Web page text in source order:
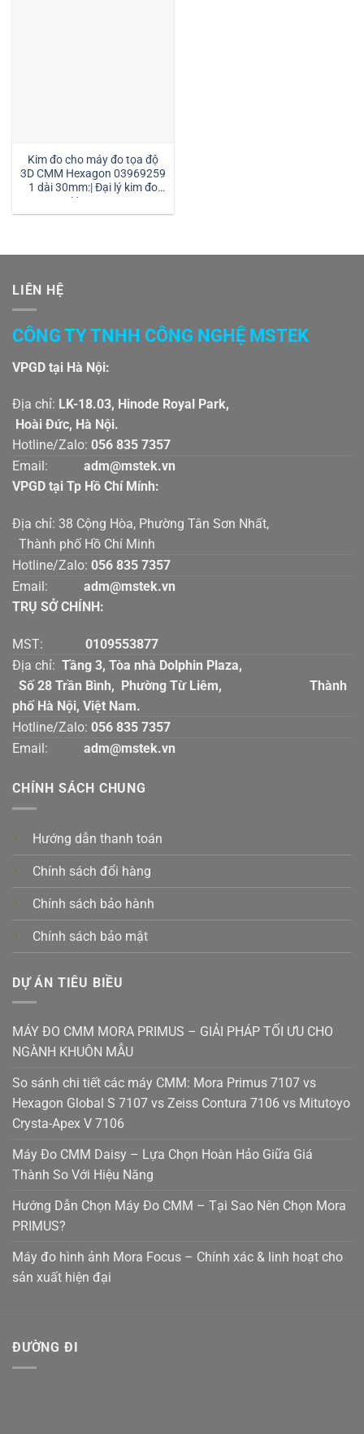
Kim đo cho máy đo tọa độ
3D CMM Hexagon 03969259
1 dài 30mm:| Đại lý kim đo
Hexagon
LIÊN HỆ
CÔNG TY TNHH CÔNG NGHỆ MSTEK
VPGD tại Hà Nội:
Địa chỉ: LK-18.03, Hinode Royal Park,
Hoài Đức, Hà Nội.
Hotline/Zalo: 056 835 7357
Email:
adm@mstek.vn
VPGD tại Tp Hồ Chí Mính:
Địa chỉ: 38 Cộng Hòa, Phường Tân Sơn Nhất,
Thành phố Hồ Chí Minh
Hotline/Zalo: 056 835 7357
Email:
adm@mstek.vn
TRỤ SỞ CHÍNH:
MST: 0109553877
Địa chỉ: Tầng 3, Tòa nhà Dolphin Plaza,
Số 28 Trần Bình, Phường Từ Liêm, Thành
phố Hà Nội, Việt Nam.
Hotline/Zalo: 056 835 7357
Email:
adm@mstek.vn
CHÍNH SÁCH CHUNG
Hướng dẫn thanh toán
Chính sách đổi hàng
Chính sách bảo hành
Chính sách bảo mật
DỰ ÁN TIÊU BIỀU
MÁY ĐO CMM MORA PRIMUS – GIẢI PHÁP TỐI ƯU CHO
NGÀNH KHUÔN MẪU
So sánh chi tiết các máy CMM: Mora Primus 7107 vs
Hexagon Global S 7107 vs Zeiss Contura 7106 vs Mitutoyo
Crysta-Apex V 7106
Máy Đo CMM Daisy – Lựa Chọn Hoàn Hảo Giữa Giá
Thành So Với Hiệu Năng
Hướng Dẫn Chọn Máy Đo CMM – Tại Sao Nên Chọn Mora
PRIMUS?
Máy đo hình ảnh Mora Focus – Chính xác & linh hoạt cho
sản xuất hiện đại
ĐƯỜNG ĐI